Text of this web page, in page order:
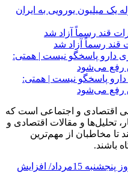
یک میلیون یورویی به ایران
قند رسماً آزاد شد
پاسخگو نیست | همتی:
رفع می‌شود
اقتصادی و اجتماعی است که
اخبار، تحلیل‌ها و مقالات اقتصادی و
تا مخاطبان از مهم‌ترین
باشند.